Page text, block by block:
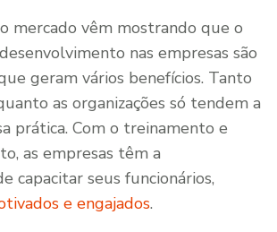
mercado vêm mostrando que o
nas empresas são
geram vários benefícios. Tanto
as organizações só tendem a
prática. Com o treinamento e
as empresas têm a
capacitar seus funcionários,
e engajados.